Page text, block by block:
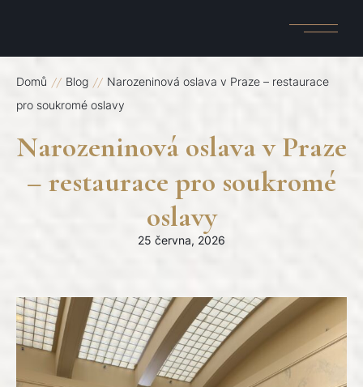
Domů Blog
Narozeninová oslava v Praze – restaurace
pro soukromé oslavy
Narozeninová oslava v Praze
– restaurace pro soukromé
oslavy
25 června, 2026